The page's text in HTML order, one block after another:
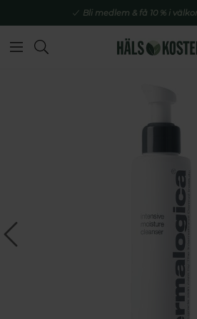
Bli medlem & få 10 % i